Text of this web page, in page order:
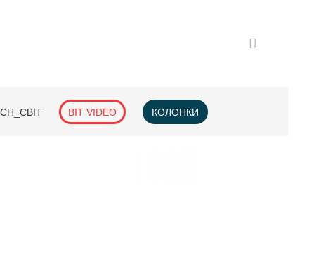
BIT VIDEO КОЛОНКИ